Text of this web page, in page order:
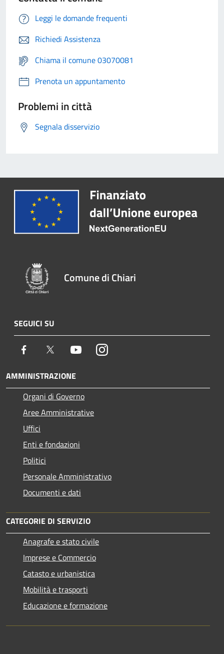
Leggi le domande frequenti
Richiedi Assistenza
Chiama il comune 03070081
Prenota un appuntamento
Problemi in città
Segnala disservizio
Comune di Chiari
SEGUICI SU
Facebook Twitter YoutubeInstagram
AMMINISTRAZIONE
Organi di Governo
Aree Amministrative
Uffici
Enti e fondazioni
Politici
Personale Amministrativo
Documenti e dati
CATEGORIE DI SERVIZIO
Anagrafe e stato civile
Imprese e Commercio
Catasto e urbanistica
Mobilità e trasporti
Educazione e formazione